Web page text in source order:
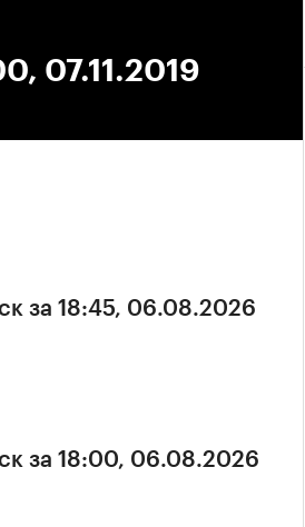
07.11.2019
за 18:45, 06.08.2026
за 18:00, 06.08.2026